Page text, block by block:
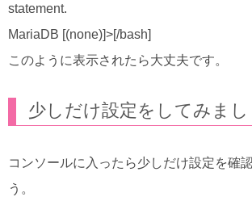
statement.
MariaDB [(none)]>[/bash]
このように表示されたら大丈夫です。
少しだけ設定をしてみまし
コンソールに入ったら少しだけ設定を確
う。